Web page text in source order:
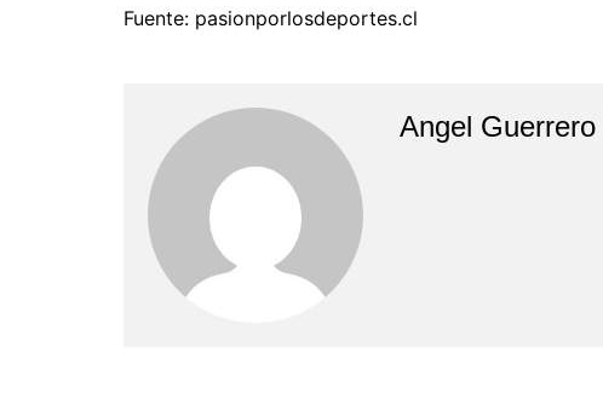
Fuente: pasionporlosdeportes.cl
Angel Guerrero